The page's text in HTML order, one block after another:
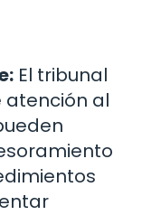
El tribunal
atención al